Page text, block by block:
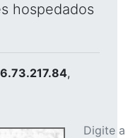
hospedados
,
Digite